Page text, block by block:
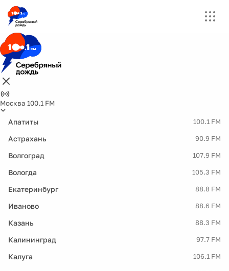
Москва 100.1 FM
Апатиты 100.1 FM
Астрахань 90.9 FM
Волгоград 107.9 FM
Вологда 105.3 FM
Екатеринбург 88.8 FM
Иваново 88.6 FM
Казань 88.3 FM
Калининград 97.7 FM
Калуга 106.1 FM